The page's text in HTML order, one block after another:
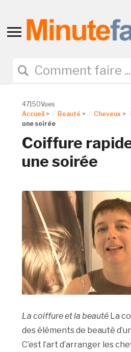
Toggle
navigation
47150Vues
Accueil > Beauté > Cheveux >
une soirée
Coiffure
une soirée
La coiffure et la beauté La
des éléments de beauté
C’est l’art d’arranger les